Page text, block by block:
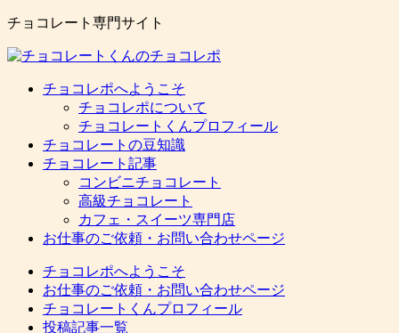
チョコレート専門サイト
チョコレポへようこそ
チョコレポについて
チョコレートくんプロフィール
チョコレートの豆知識
チョコレート記事
コンビニチョコレート
高級チョコレート
カフェ・スイーツ専門店
お仕事のご依頼・お問い合わせページ
チョコレポへようこそ
お仕事のご依頼・お問い合わせページ
チョコレートくんプロフィール
投稿記事一覧